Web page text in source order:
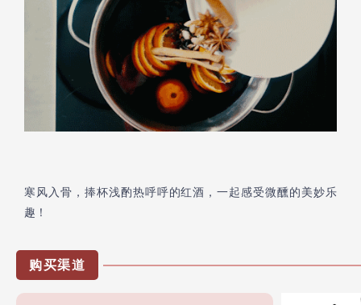
寒风入骨，捧杯浅酌热呼呼的红酒，一起感受微醺的美妙乐
趣！
购买渠道